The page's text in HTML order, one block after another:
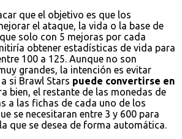
que el objetivo es que los
el ataque, la vida o la base de
solo con 5 mejoras por cada
obtener estadísticas de vida para
100 a 125. Aunque no son
grandes, la intención es evitar
si Brawl Stars puede convertirse en
bien, el restante de las monedas de
a las fichas de cada uno de los
se necesitaran entre 3 y 600 para
que se desea de forma automática.